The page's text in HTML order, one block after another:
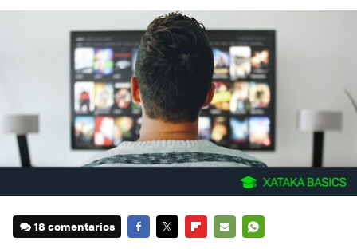
18 comentarios